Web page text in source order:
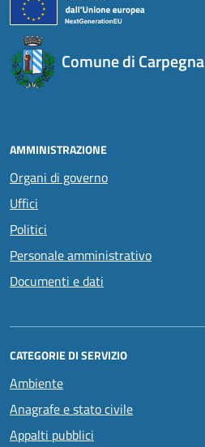
Comune di Carpegna
AMMINISTRAZIONE
Organi di governo
Uffici
Politici
Personale amministrativo
Documenti e dati
CATEGORIE DI SERVIZIO
Ambiente
Anagrafe e stato civile
Appalti pubblici